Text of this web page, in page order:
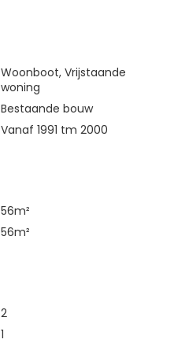
Woonboot, Vrijstaande
woning
Bestaande bouw
Vanaf 1991 tm 2000
56m²
56m²
2
1